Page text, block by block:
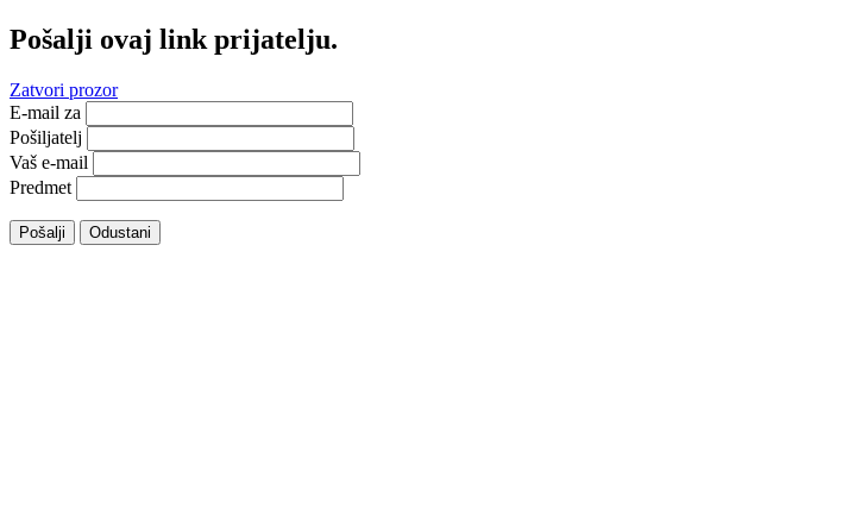
Pošalji ovaj link prijatelju.
Zatvori prozor
E-mail za
Pošiljatelj
Vaš e-mail
Predmet
Pošalji Odustani